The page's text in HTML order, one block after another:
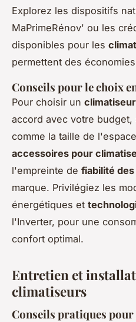
Explorez les dispositifs
MaPrimeRénov' ou les
disponibles pour les
permettent des
Conseils pour le choix
Pour choisir un
accord avec votre
comme la taille de
accessoires pour
l'empreinte de fiabilité
marque. Privilégiez les
énergétiques et
l'Inverter, pour une
confort optimal.
Entretien et
climatiseurs
Conseils pratiques